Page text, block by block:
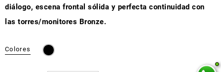
diálogo, escena frontal sólida y perfecta continuidad con
las torres/monitores Bronze.
Colores